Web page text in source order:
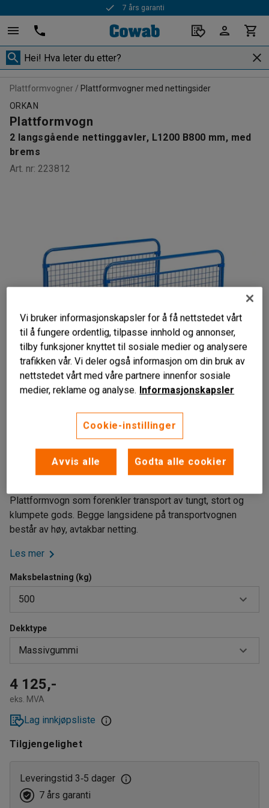
7 års garanti
Plattformvogner
Plattformvogner med nettingsider
ORKAN
Plattformvogn
2 langsgående nettinggavler, L1200 B800 mm, med
brems
Art. nr: 223812
Liknende produkter
Slitesterk konstruksjon
Avtakbare gavler i netting
Lettrullende hjul
Plattformvogn som forenkler transport av tungt, stort og
klumpete gods. Begge langsidene på transportvognen
består av høy, avtakbar netting.
Les mer
Maksbelastning (kg)
500
500
1000
Dekktype
Massivgummi
Elastisk gummi
Massivgummi
4 125,-
eks. MVA
Lag innkjøpsliste
Tilgjengelighet
Leveringstid 3‑5 dager
7 års garanti
Vi bruker informasjonskapsler for å få nettstedet vårt
til å fungere ordentlig, tilpasse innhold og annonser,
tilby funksjoner knyttet til sosiale medier og analysere
trafikken vår. Vi deler også informasjon om din bruk av
nettstedet vårt med våre partnere innenfor sosiale
medier, reklame og analyse. Informasjonskapsler
Cookie-instillinger
Avvis alle Godta alle cookier